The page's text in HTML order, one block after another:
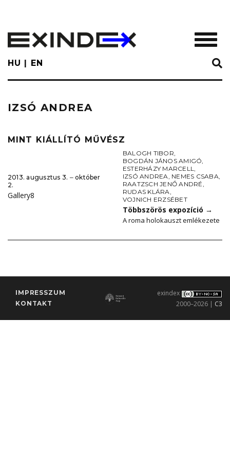
main
content
HU EN
IZSÓ ANDREA
MINT KIÁLLÍTÓ MŰVÉSZ
2013. augusztus 3. ‒ október
2.
Gallery8
BALOGH TIBOR,
BOGDÁN JÁNOS AMIGÓ,
ESTERHÁZY MARCELL,
IZSÓ ANDREA, NEMES CSABA,
RAATZSCH JENŐ ANDRÉ,
RUDAS KLÁRA,
VOJNICH ERZSÉBET
Többszörös expozíció →
A roma holokauszt emlékezete
IMPRESSZUM
KONTAKT
exindex
2000–2026 | C3